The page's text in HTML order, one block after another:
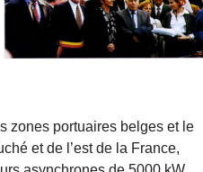
zones portuaires belges et le
et de l’est de la France,